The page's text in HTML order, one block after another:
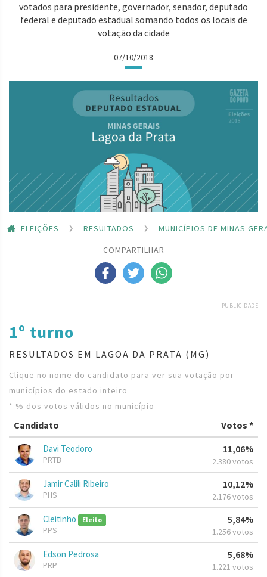
votados para presidente, governador, senador, deputado
federal e deputado estadual somando todos os locais de
votação da cidade
07/10/2018
ELEIÇÕES RESULTADOS
MUNICÍPIOS DE MINAS
COMPARTILHAR
PUBLICIDADE
1º turno
RESULTADOS EM LAGOA DA PRATA (MG)
Clique no nome do candidato para ver sua votação por
municípios do estado inteiro
* % dos votos válidos no município
Candidato Votos *
Davi Teodoro
PRTB
11,06%
2.380 votos
Jamir Calili Ribeiro
PHS
10,12%
2.176 votos
Cleitinho Eleito
PPS
5,84%
1.256 votos
Edson Pedrosa
PRP
5,68%
1.221 votos